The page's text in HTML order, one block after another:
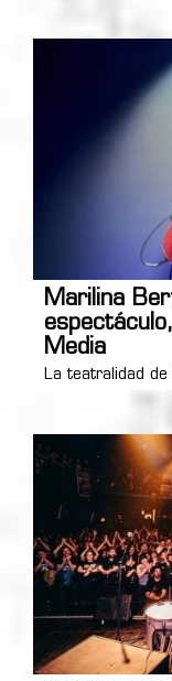
Marilina
Media
La teatralidad